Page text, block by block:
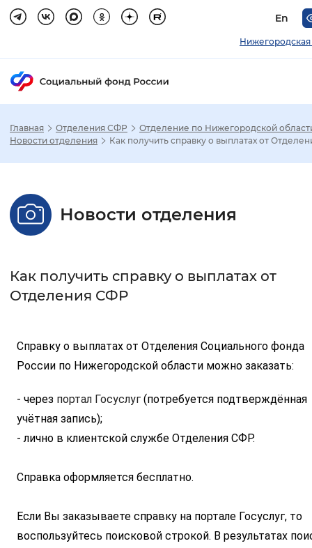
En
Нижегородская
Размер шрифта
Шрифт
Без засечек
Интервал между буквами
Нормальный Увеличенный
Цвет сайта
Монохромный
Включены Выключены
Главная Отделения СФР
Отделение по Нижегородской
Новости отделения
Как получить справку о выплатах от
Новости отделения
Как получить справку о выплатах от
Отделения СФР
Справку о выплатах от Отделения Социального фонда
России по Нижегородской области можно заказать:
- через портал Госуслуг (потребуется подтверждённая
учётная запись);
- лично в клиентской службе Отделения СФР.
Справка оформляется бесплатно.
Если Вы заказываете справку на портале Госуслуг, то
воспользуйтесь поисковой строкой. В результатах